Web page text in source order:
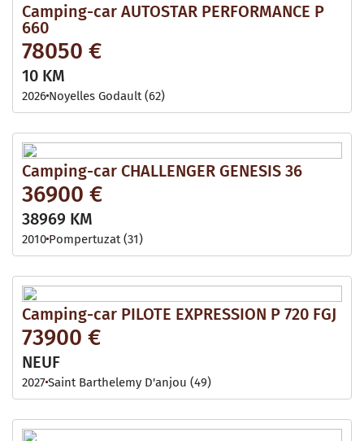
Camping-car AUTOSTAR PERFORMANCE P
660
78050 €
10 KM
2026 Noyelles Godault (62)
Camping-car CHALLENGER GENESIS 36
36900 €
38969 KM
2010 Pompertuzat (31)
Camping-car PILOTE EXPRESSION P 720 FGJ
73900 €
NEUF
2027Saint Barthelemy D'anjou (49)